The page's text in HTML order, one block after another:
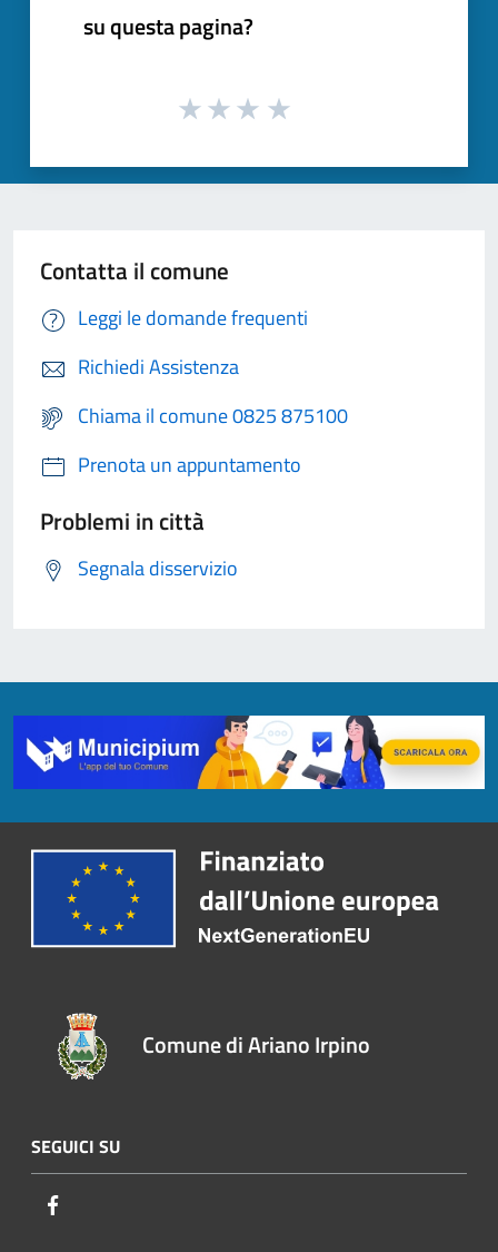
su questa pagina?
Contatta il comune
Leggi le domande frequenti
Richiedi Assistenza
Chiama il comune 0825 875100
Prenota un appuntamento
Problemi in città
Segnala disservizio
Comune di Ariano Irpino
SEGUICI SU